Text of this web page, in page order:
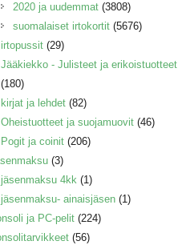
2020 ja uudemmat (3808)
suomalaiset irtokortit (5676)
irtopussit (29)
Jääkiekko - Julisteet ja erikoistuotteet
(180)
kirjat ja lehdet (82)
Oheistuotteet ja suojamuovit (46)
Pogit ja coinit (206)
(3)
jäsenmaksu 4kk (1)
jäsenmaksu- ainaisjäsen (1)
ja PC-pelit (224)
(56)